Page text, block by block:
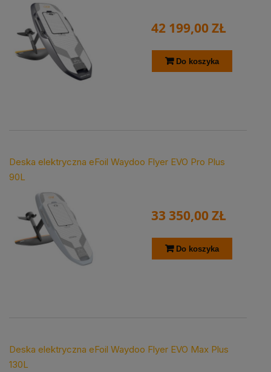
42 199,00 ZŁ
Do koszyka
Deska elektryczna eFoil Waydoo Flyer EVO Pro Plus
90L
33 350,00 ZŁ
Do koszyka
Deska elektryczna eFoil Waydoo Flyer EVO Max Plus
130L